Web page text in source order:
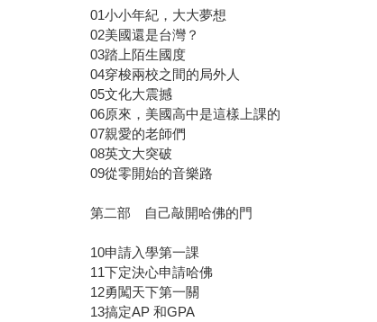
01小小年紀，大大夢想
02美國還是台灣？
03踏上陌生國度
04穿梭兩校之間的局外人
05文化大震撼
06原來，美國高中是這樣上課的
07親愛的老師們
08英文大突破
09從零開始的音樂路
第二部 自己敲開哈佛的門
10申請入學第一課
11下定決心申請哈佛
12勇闖天下第一關
13搞定AP 和GPA